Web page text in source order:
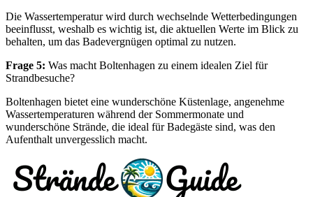
Die Wassertemperatur wird durch wechselnde Wetterbedingungen
beeinflusst, weshalb es wichtig ist, die aktuellen Werte im Blick zu
behalten, um das Badevergnügen optimal zu nutzen.
Frage 5: Was macht Boltenhagen zu einem idealen Ziel für
Strandbesuche?
Boltenhagen bietet eine wunderschöne Küstenlage, angenehme
Wassertemperaturen während der Sommermonate und
wunderschöne Strände, die ideal für Badegäste sind, was den
Aufenthalt unvergesslich macht.